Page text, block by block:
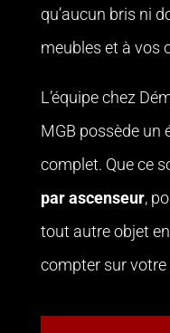
qu’aucun bris ni
meubles et à vos
L’équipe chez
MGB possède un
complet. Que ce
par ascenseur,
tout autre objet
compter sur votre